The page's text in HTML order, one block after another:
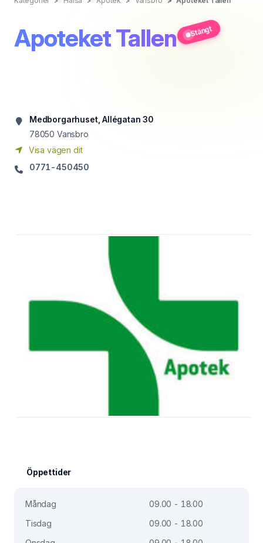
Apoteket Tallen Stängt
Medborgarhuset, Allégatan 30
78050 Vansbro
Visa vägen dit
0771-450450
Öppettider
Måndag
09.00 - 18.00
Tisdag
09.00 - 18.00